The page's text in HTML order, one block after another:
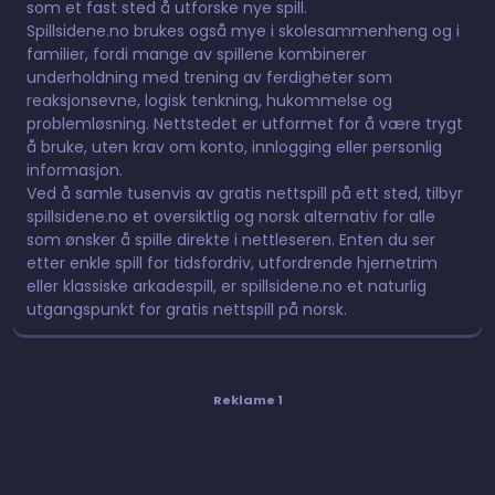
som et fast sted å utforske nye spill.
Spillsidene.no brukes også mye i skolesammenheng og i
familier, fordi mange av spillene kombinerer
underholdning med trening av ferdigheter som
reaksjonsevne, logisk tenkning, hukommelse og
problemløsning. Nettstedet er utformet for å være trygt
å bruke, uten krav om konto, innlogging eller personlig
informasjon.
Ved å samle tusenvis av gratis nettspill på ett sted, tilbyr
spillsidene.no et oversiktlig og norsk alternativ for alle
som ønsker å spille direkte i nettleseren. Enten du ser
etter enkle spill for tidsfordriv, utfordrende hjernetrim
eller klassiske arkadespill, er spillsidene.no et naturlig
utgangspunkt for gratis nettspill på norsk.
Reklame 1